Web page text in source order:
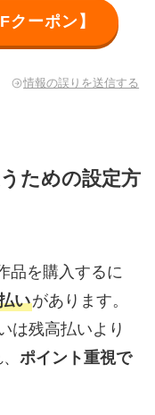
ーポン】
情報の誤りを送信する
ための設定方
品を購入するに
いがあります。
は残高払いより
ポイント重視で